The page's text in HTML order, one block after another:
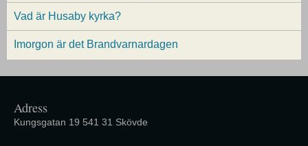
Vad är Husaby kyrka?
Imorgon är det Brandvarnardagen
Adress
Kungsgatan 19 541 31 Skövde